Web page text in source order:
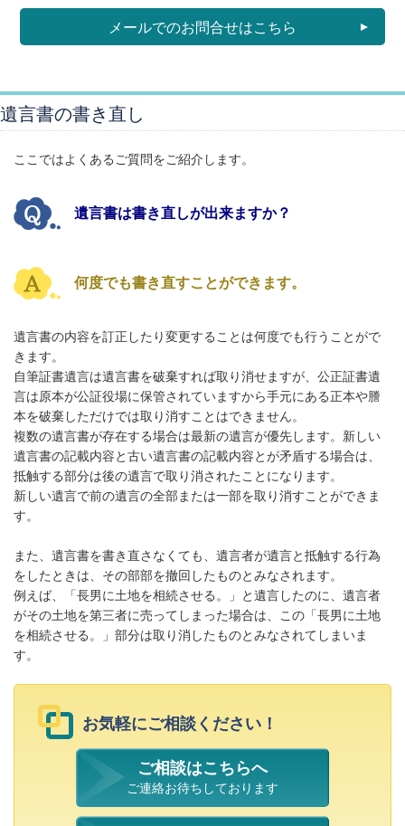
メールでのお問合せはこちら
遺言書の書き直し
ここではよくあるご質問をご紹介します。
遺言書は書き直しが出来ますか？
何度でも書き直すことができます。
遺言書の内容を訂正したり変更することは何度でも行うことがで
きます。
自筆証書遺言は遺言書を破棄すれば取り消せますが、公正証書遺
言は原本が公証役場に保管されていますから手元にある正本や謄
本を破棄しただけでは取り消すことはできません。
複数の遺言書が存在する場合は最新の遺言が優先します。新しい
遺言書の記載内容と古い遺言書の記載内容とが矛盾する場合は、
抵触する部分は後の遺言で取り消されたことになります。
新しい遺言で前の遺言の全部または一部を取り消すことができま
す。
また、遺言書を書き直さなくても、遺言者が遺言と抵触する行為
をしたときは、その部部を撤回したものとみなされます。
例えば、「長男に土地を相続させる。」と遺言したのに、遺言者
がその土地を第三者に売ってしまった場合は、この「長男に土地
を相続させる。」部分は取り消したものとみなされてしまいま
す。
お気軽にご相談ください！
ご相談はこちらへ
ご連絡お待ちしております